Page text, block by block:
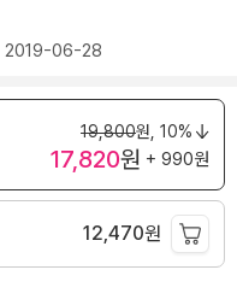
2019-06-28
19,800원, 10%
17,820원 + 990원
12,470원